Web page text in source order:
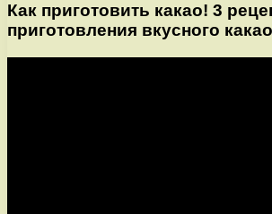
Как приготовить какао! 3
приготовления вкусного